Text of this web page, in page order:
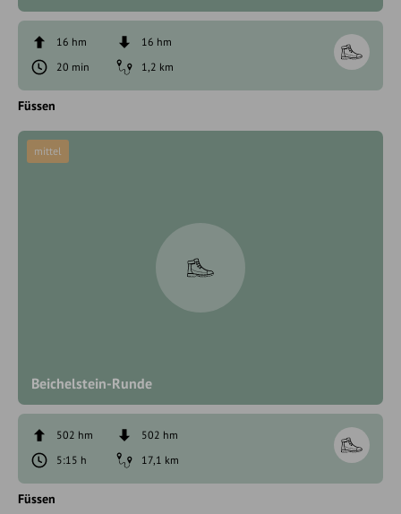
16 hm
16 hm
20 min
1,2 km
Füssen
Beichelstein-Runde
mittel
502 hm
502 hm
5:15 h
17,1 km
Füssen